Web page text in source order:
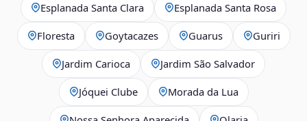
Esplanada Santa Clara Esplanada Santa Rosa
Floresta Goytacazes Guarus Guriri
Jardim Carioca Jardim São Salvador
Jóquei Clube Morada da Lua